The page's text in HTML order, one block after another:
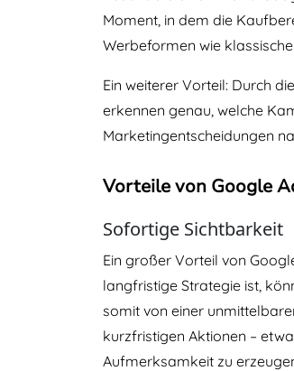
Moment, in dem die
Werbeformen wie
Ein weiterer Vorteil: Durch
erkennen genau, welche
Marketingentscheidungen
Vorteile von Google
Sofortige Sichtbarkeit
Ein großer Vorteil von
langfristige Strategie ist,
somit von einer
kurzfristigen Aktionen –
Aufmerksamkeit zu